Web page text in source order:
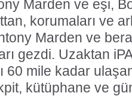
Marden ve eşi,
korumaları ve
Marden ve
gezdi. Uzaktan
60 mile kadar
kütüphane ve